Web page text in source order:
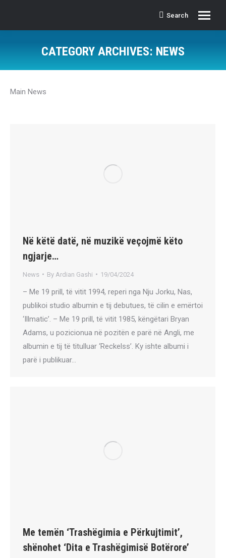
Search:
Search
CATEGORY ARCHIVES: NEWS
Main News
Në këtë datë, në muzikë veçojmë këto
ngjarje…
News By Ardian Gashi 19/04/2024
– Me 19 prill, të vitit 1994, reperi nga Nju Jorku, Nas,
publikoi studio albumin e tij debutues, të cilin e emërtoi
‘Illmatic’. – Me 19 prill, të vitit 1985, këngëtari Bryan
Adams, u pozicionua në pozitën e parë në Angli, me
albumin e tij të titulluar ‘Reckelss’. Ky ishte albumi i
parë i publikuar…
Me temën ‘Trashëgimia e Përkujtimit’,
shënohet ‘Dita e Trashëgimisë Botërore’